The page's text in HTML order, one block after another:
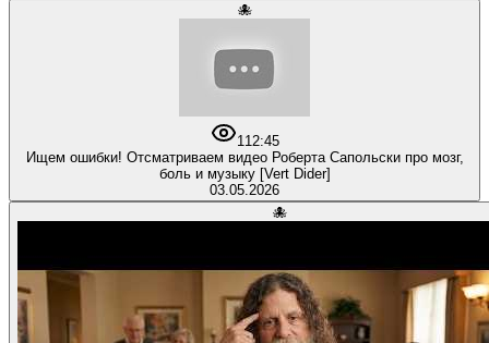
🐙
1 12:45
Ищем ошибки! Отсматриваем видео Роберта Сапольски про мозг,
боль и музыку [Vert Dider]
03.05.2026
🐙